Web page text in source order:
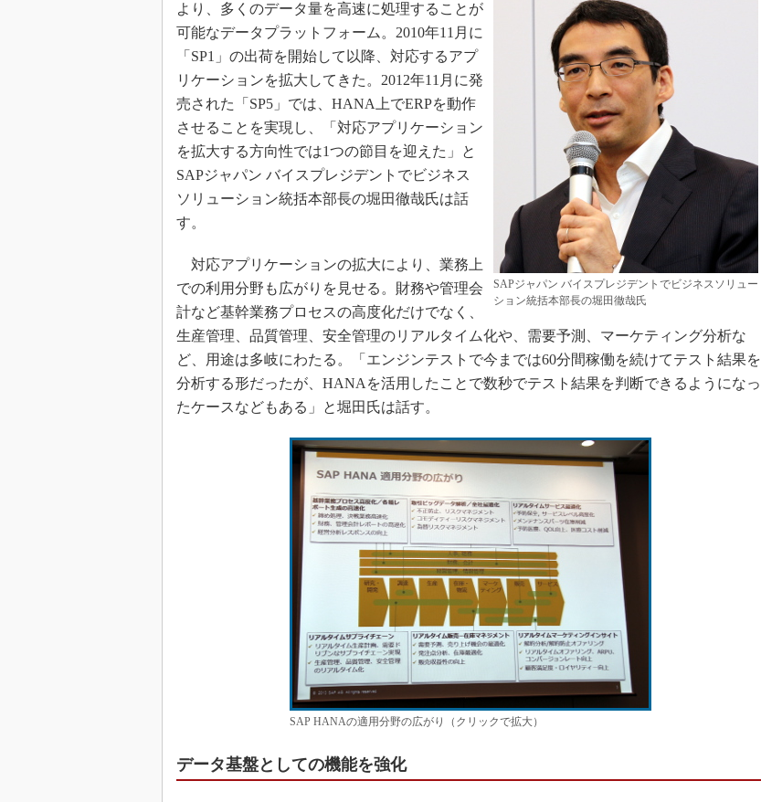
SAPジャパン バイスプレジデントでビジネスソリュー
ション統括本部長の堀田徹哉氏
より、多くのデータ量を高速に処理することが
可能なデータプラットフォーム。2010年11月に
「SP1」の出荷を開始して以降、対応するアプ
リケーションを拡大してきた。2012年11月に発
売された「SP5」では、HANA上でERPを動作
させることを実現し、「対応アプリケーション
を拡大する方向性では1つの節目を迎えた」と
SAPジャパン バイスプレジデントでビジネス
ソリューション統括本部長の堀田徹哉氏は話
す。
対応アプリケーションの拡大により、業務上
での利用分野も広がりを見せる。財務や管理会
計など基幹業務プロセスの高度化だけでなく、
生産管理、品質管理、安全管理のリアルタイム化や、需要予測、マーケティング分析な
ど、用途は多岐にわたる。「エンジンテストで今までは60分間稼働を続けてテスト結果を
分析する形だったが、HANAを活用したことで数秒でテスト結果を判断できるようになっ
たケースなどもある」と堀田氏は話す。
SAP HANAの適用分野の広がり（クリックで拡大）
データ基盤としての機能を強化